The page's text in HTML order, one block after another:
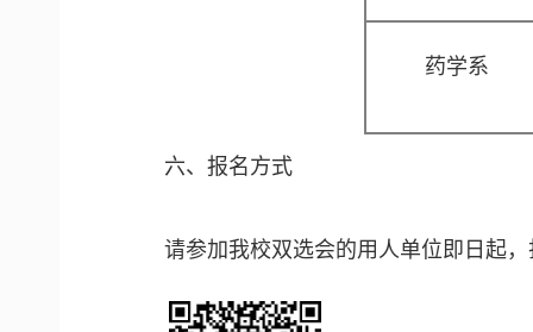
药学系
六、报名方式
请参加我校双选会的用人单位即日起